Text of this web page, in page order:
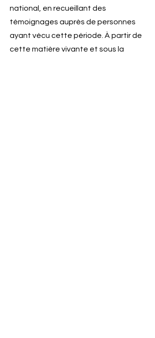
national, en recueillant des
témoignages auprès de personnes
ayant vécu cette période. À partir de
cette matière vivante et sous la